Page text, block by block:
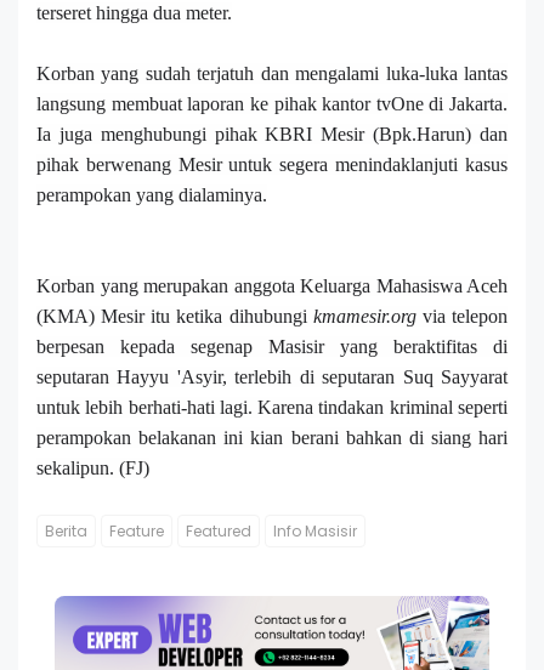
terseret hingga dua meter.
Korban yang sudah terjatuh dan mengalami luka-luka lantas
langsung membuat laporan ke pihak kantor tvOne di Jakarta.
Ia juga menghubungi pihak KBRI Mesir (Bpk.Harun) dan
pihak berwenang Mesir untuk segera menindaklanjuti kasus
perampokan yang dialaminya.
Korban yang merupakan anggota Keluarga Mahasiswa Aceh
(KMA) Mesir itu ketika dihubungi kmamesir.orgvia telepon
berpesan kepada segenap Masisir yang beraktifitas di
seputaran Hayyu 'Asyir, terlebih di seputaran Suq Sayyarat
untuk lebih berhati-hati lagi.Karenatindakan kriminal seperti
perampokan belakanan inikian berani bahkan di siang hari
sekalipun. (FJ)
Berita Feature Featured Info Masisir